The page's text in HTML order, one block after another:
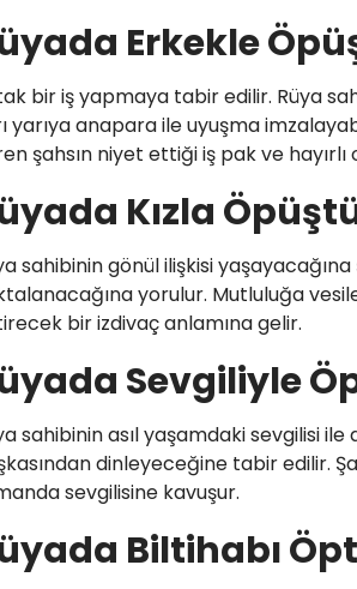
Erkekle
bir iş yapmaya tabir edilir. Rüya
yarıya anapara ile uyuşma
şahsın niyet ettiği iş pak ve hayırlı
Kızla
sahibinin gönül ilişkisi
yorulur. Mutluluğa
bir izdivaç anlamına gelir.
Sevgiliyle
sahibinin asıl yaşamdaki sevgilisi
dinleyeceğine tabir edilir.
sevgilisine kavuşur.
Biltihabı